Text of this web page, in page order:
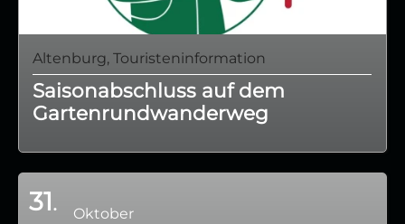
Altenburg, Touristeninformation
Saisonabschluss auf dem
Gartenrundwanderweg
31
Oktober